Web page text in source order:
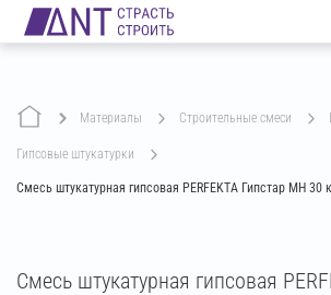
Материалы строительные смеси
гипсовые штукатурки
Смесь штукатурная гипсовая PERFEKTA Гипстар МН 30
Смесь штукатурная гипсовая